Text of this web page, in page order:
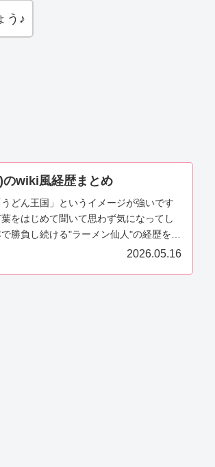
う♪
のwiki風経歴まとめ
どん王国」というイメージが強いです
をはじめて聞いて思わず気になってし
勝負し続ける"ラーメン仙人"の経歴を調
2026.05.16